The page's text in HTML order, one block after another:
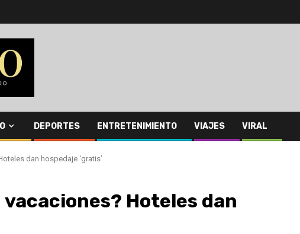
DEPORTES ENTRETENIMIENTO VIAJES VIRAL
dan hospedaje ‘gratis’
Hoteles dan